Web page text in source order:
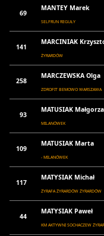
69
MANTEY Marek
SELFRUN REGUŁY
141
MARCINIAK
ŻYRARDÓW
258
MARCZEWSKA Olga
ZDROFIT BEMOWO WARSZAWA
93
MATUSIAK
MILANÓWEK
109
MATUSIAK Marta
- MILANÓWEK
117
MATYSIAK Michał
ŻYRAFA ŻYRARDÓW ŻYRARDÓW
44
MATYSIAK Paweł
KM AKTYWNI SOCHACZEW